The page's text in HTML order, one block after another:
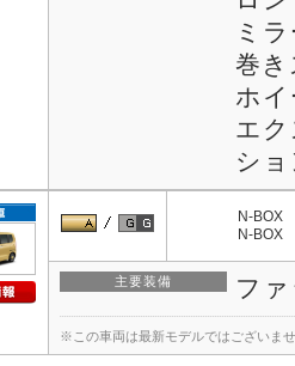
ミ
巻
ホ
エ
シ
N-BOX
N-BOX
主要装備 フ
※この車両は最新モデルではございま